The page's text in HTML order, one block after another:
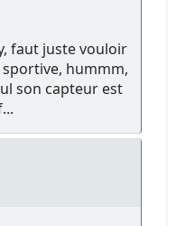
faut juste vouloir
sportive, hummm,
son capteur est